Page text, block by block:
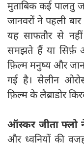
मुताबिक कई पालतु
जानवरों ने पहली
यह साफतौर से
समझते हैं या सिर्फ़
फ़िल्म मनुष्य और
गई है। सेलीन
फ़िल्म के लैब्राडोर
ऑस्‍कर जीता फ्लो
और ध्‍वनियों की